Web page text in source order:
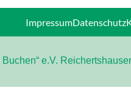
ImpressumDatenschutz
e.V.